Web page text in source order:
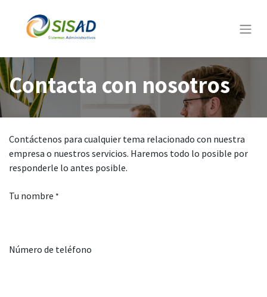
Contacta con nosotros
Contáctenos para cualquier tema relacionado con nuestra
empresa o nuestros servicios. Haremos todo lo posible por
responderle lo antes posible.
Tu nombre *
Número de teléfono